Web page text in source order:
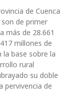
de Cuenca
de primer
más de 28.661
millones de
la base sobre la
rural
su doble
pervivencia de